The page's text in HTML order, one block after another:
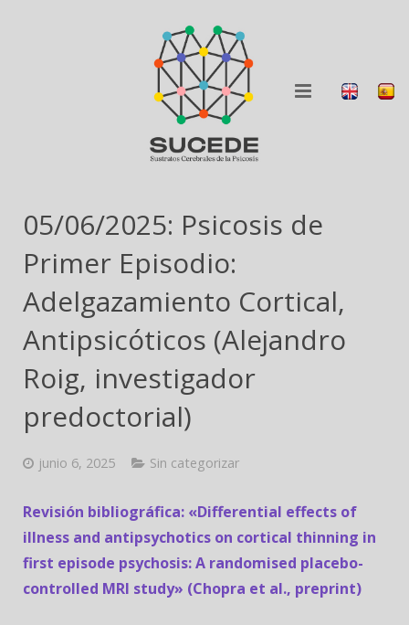
05/06/2025: Psicosis de
Primer Episodio:
Adelgazamiento Cortical,
Antipsicóticos (Alejandro
Roig, investigador
predoctorial)
junio 6, 2025 Sin categorizar
Revisión bibliográfica: «Differential effects of
illness and antipsychotics on cortical thinning in
first episode psychosis: A randomised placebo-
controlled MRI study» (Chopra et al., preprint)